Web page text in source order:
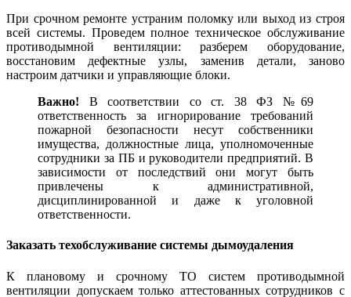
При срочном ремонте устраним поломку или выход из строя
всей системы. Проведем полное техническое обслуживание
противодымной вентиляции: разберем оборудование,
восстановим дефектные узлы, заменив детали, заново
настроим датчики и управляющие блоки.
Важно! В соответствии со ст. 38 ФЗ №69
ответственность за игнорирование требований
пожарной безопасности несут собственники
имущества, должностные лица, уполномоченные
сотрудники за ПБ и руководители предприятий. В
зависимости от последствий они могут быть
привлечены к административной,
дисциплинированной и даже к уголовной
ответственности.
Заказать техобслуживание системы дымоудаления
К плановому и срочному ТО систем противодымной
вентиляции допускаем только аттестованных сотрудников с